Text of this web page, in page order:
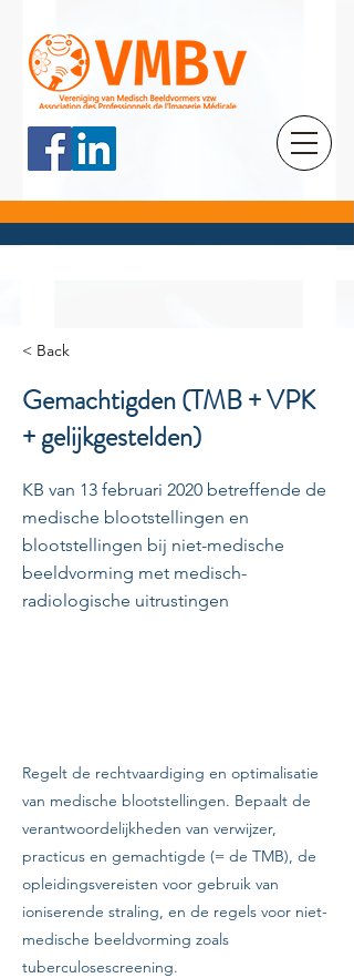
< Back
Gemachtigden (TMB + VPK
+ gelijkgestelden)
KB van 13 februari 2020 betreffende de
medische blootstellingen en
blootstellingen bij niet-medische
beeldvorming met medisch-
radiologische uitrustingen
Regelt de rechtvaardiging en optimalisatie
van medische blootstellingen. Bepaalt de
verantwoordelijkheden van verwijzer,
practicus en gemachtigde (= de TMB), de
opleidingsvereisten voor gebruik van
ioniserende straling, en de regels voor niet-
medische beeldvorming zoals
tuberculosescreening.